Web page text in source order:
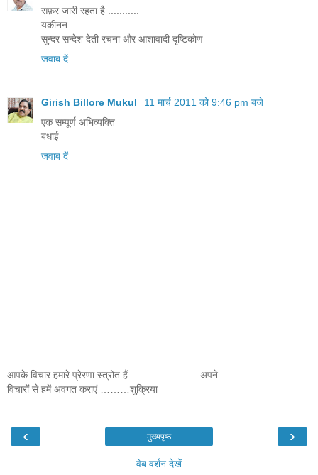
सफ़र जारी रहता है ...........
यकीनन
सुन्दर सन्देश देती रचना और आशावादी दृष्टिकोण
जवाब दें
Girish Billore Mukul
11 मार्च 2011 को 9:46 pm बजे
एक सम्पूर्ण अभिव्यक्ति
बधाई
जवाब दें
आपके विचार हमारे प्रेरणा स्त्रोत हैं …………………अपने
विचारों से हमें अवगत कराएं ………शुक्रिया
‹ ›
मुख्यपृष्ठ
वेब वर्शन देखें